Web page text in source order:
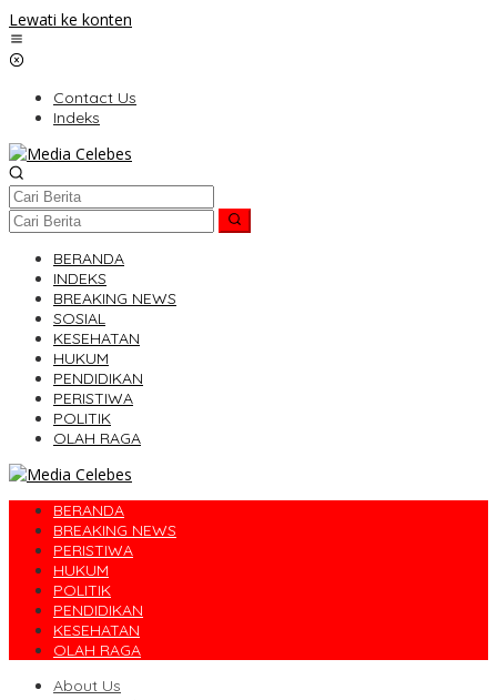
Lewati ke konten
Contact Us
Indeks
BERANDA
INDEKS
BREAKING NEWS
SOSIAL
KESEHATAN
HUKUM
PENDIDIKAN
PERISTIWA
POLITIK
OLAH RAGA
BERANDA
BREAKING NEWS
PERISTIWA
HUKUM
POLITIK
PENDIDIKAN
KESEHATAN
OLAH RAGA
About Us